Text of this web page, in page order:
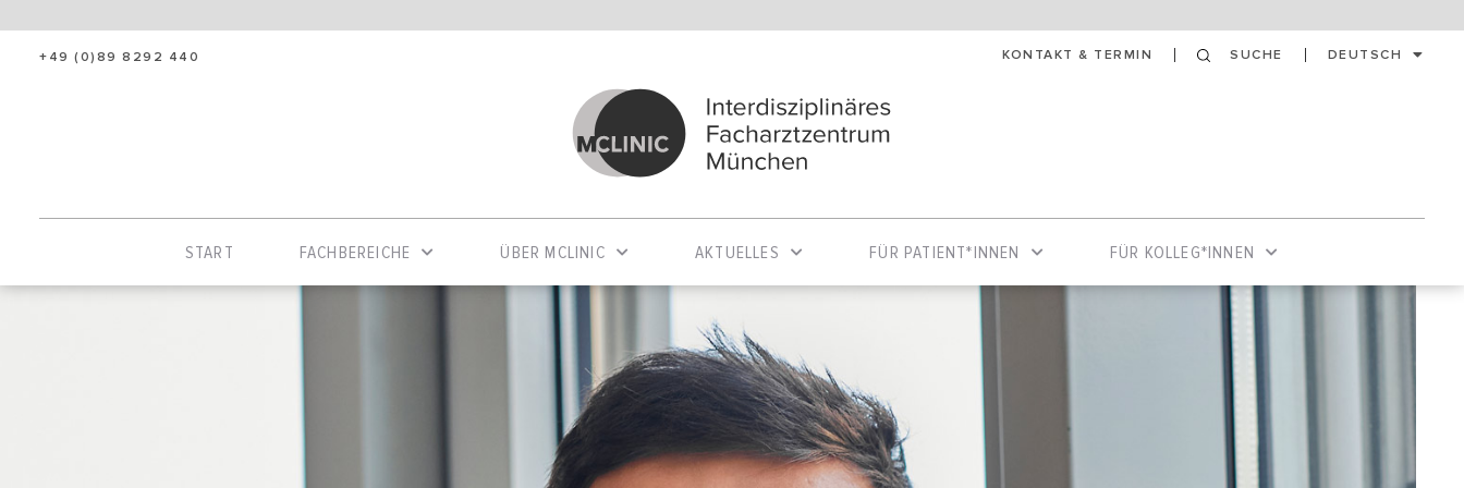
+49 (0)89 8292 440 KONTAKT & TERMIN SUCHE DEUTSCH
START FACHBEREICHE ÜBER MCLINIC AKTUELLES FÜR PATIENT*INNEN FÜR KOLLEG*INNEN